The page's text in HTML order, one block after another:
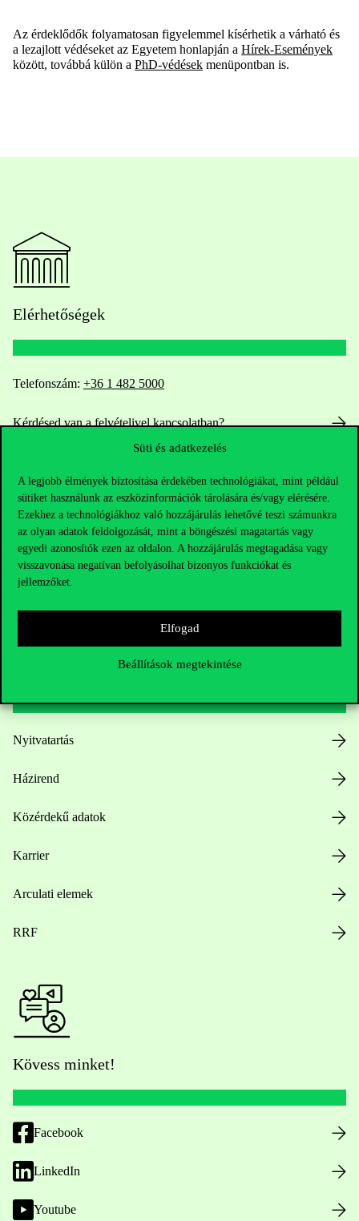
Süti és adatkezelés
A legjobb élmények biztosítása érdekében technológiákat, mint például
sütiket használunk az eszközinformációk tárolására és/vagy elérésére.
Ezekhez a technológiákhoz való hozzájárulás lehetővé teszi számunkra
az olyan adatok feldolgozását, mint a böngészési magatartás vagy
egyedi azonosítók ezen az oldalon. A hozzájárulás megtagadása vagy
visszavonása negatívan befolyásolhat bizonyos funkciókat és
jellemzőket.
Elfogad
Beállítások megtekintése
Az érdeklődők folyamatosan figyelemmel kísérhetik a várható és
a lezajlott védéseket az Egyetem honlapján a Hírek-Események
között, továbbá külön a PhD-védések menüpontban is.
Elérhetőségek
Telefonszám: +36 1 482 5000
Kérdésed van a felvételivel kapcsolatban?
HUB jelenlegi hallgatóinknak
Sajtó:press@uni-corvinus.hu
Nyitvatartás
Házirend
Közérdekű adatok
Karrier
Arculati elemek
RRF
Kövess minket!
Facebook
LinkedIn
Youtube